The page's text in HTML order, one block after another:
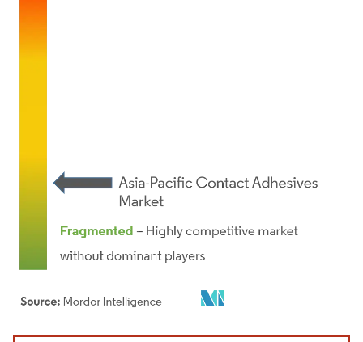
Bild © Mordor Intelligence. Wiederverwendung erfordert Namensnennung gemäß